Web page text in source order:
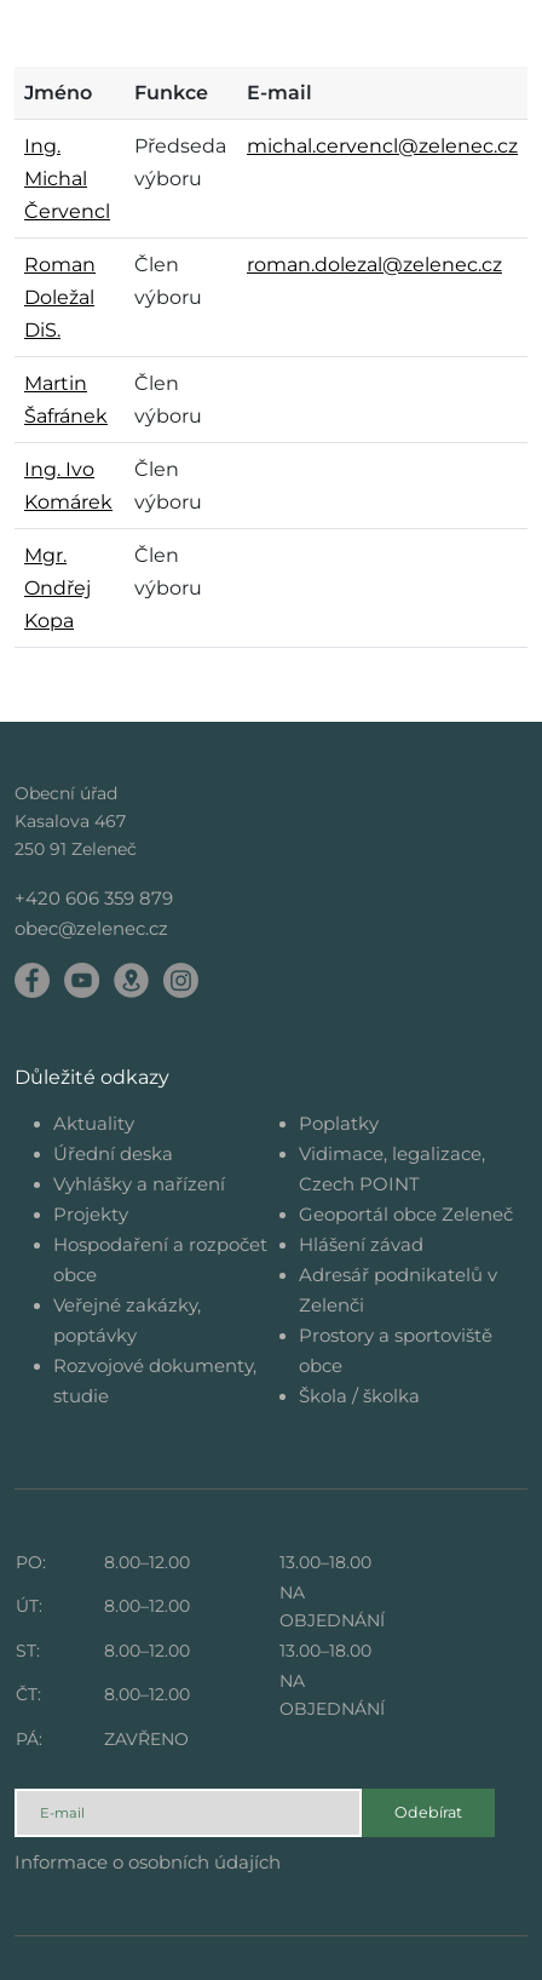
Jméno Funkce E-mail
Ing.
Michal
Červencl
Předseda
výboru
michal.cervencl@zelenec.cz
Roman
Doležal
DiS.
Člen
výboru
roman.dolezal@zelenec.cz
Martin
Šafránek
Člen
výboru
Ing. Ivo
Komárek
Člen
výboru
Mgr.
Ondřej
Kopa
Člen
výboru
Obecní úřad
Kasalova 467
250 91 Zeleneč
+420 606 359 879
obec@zelenec.cz
Důležité odkazy
Aktuality
Úřední deska
Vyhlášky a nařízení
Projekty
Hospodaření a rozpočet
obce
Veřejné zakázky,
poptávky
Rozvojové dokumenty,
studie
Poplatky
Vidimace, legalizace,
Czech POINT
Geoportál obce Zeleneč
Hlášení závad
Adresář podnikatelů v
Zelenči
Prostory a sportoviště
obce
Škola / školka
PO: 8.00–12.00
13.00–18.00
ÚT:
8.00–12.00
NA
OBJEDNÁNÍ
ST:
8.00–12.00
13.00–18.00
ČT:
8.00–12.00
NA
OBJEDNÁNÍ
PÁ:
ZAVŘENO
Odebírat
Informace o osobních údajích